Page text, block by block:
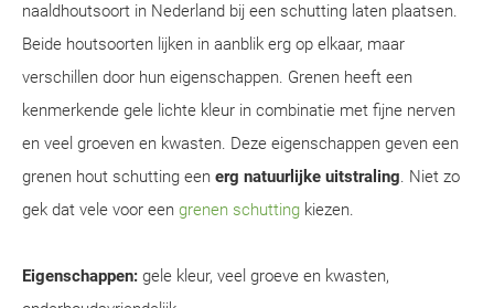
naaldhoutsoort in Nederland bij een schutting laten plaatsen.
Beide houtsoorten lijken in aanblik erg op elkaar, maar
verschillen door hun eigenschappen. Grenen heeft een
kenmerkende gele lichte kleur in combinatie met fijne nerven
en veel groeven en kwasten. Deze eigenschappen geven een
grenen hout schutting een erg natuurlijke uitstraling. Niet zo
gek dat vele voor een grenen schutting kiezen.
Eigenschappen: gele kleur, veel groeve en kwasten,